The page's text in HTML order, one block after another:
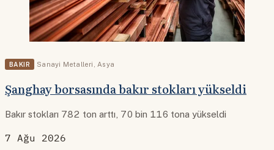
BAKIR Sanayi Metalleri Asya
Şanghay borsasında bakır stokları yükseldi
Bakır stokları 782 ton arttı, 70 bin 116 tona yükseldi
7 Ağu 2026